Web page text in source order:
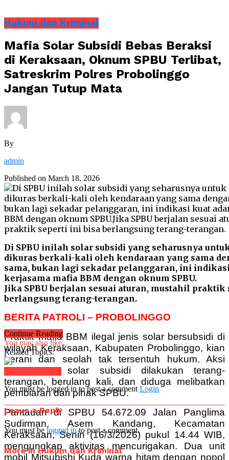
Hukum dan Kriminal
Mafia Solar Subsidi Bebas Beraksi
di Keraksaan, Oknum SPBU Terlibat,
Satreskrim Polres Probolinggo
Jangan Tutup Mata
By
admin
Published on March 18, 2026
Di SPBU inilah solar subsidi yang seharusnya
dikuras berkali-kali oleh kendaraan yang sama
sama, bukan lagi sekadar pelanggaran, ini
kerjasama mafia BBM dengan oknum SPBU.
Jika SPBU berjalan sesuai aturan, mustahil
berlangsung terang-terangan.
BERITA PATROLI – PROBOLINGGO
Praktik mafia BBM ilegal jenis solar bersubsidi di
wilayah Keraksaan, Kabupaten Probolinggo, kian
berani dan seolah tak tersentuh hukum. Aksi
pengurasan solar subsidi dilakukan terang-
terangan, berulang kali, dan diduga melibatkan
pembiaran dari pihak SPBU.
Pantauan di SPBU 54.672.09 Jalan Panglima
Sudirman, Asem Kandang, Kecamatan
Keraksaan, Senin (16/3/2026) pukul 14.44 WIB,
mengungkap aktivitas mencurigakan. Dua unit
mobil Mitsubishi Kuda warna hitam dengan nopol
Continue Reading
You may also like...
Related Topics:
You must be logged in to post a comment Login
Leave a Reply
You must be logged into post a comment.
More in Hukum dan Kriminal